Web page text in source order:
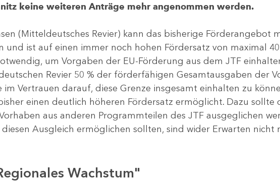
keine weiteren Anträge mehr angenommen werden.
(Mitteldeutsches Revier) kann das bisherige Förderangebot
ist auf einen immer noch hohen Fördersatz von maximal
um Vorgaben der EU-Förderung aus dem JTF
Revier 50 % der förderfähigen Gesamtausgaben der
im Vertrauen darauf, diese Grenze insgesamt einhalten zu
einen deutlich höheren Fördersatz ermöglicht. Dazu sollte
aus anderen Programmteilen des JTF ausgeglichen
Ausgleich ermöglichen sollten, sind wider Erwarten nicht
Wachstum"